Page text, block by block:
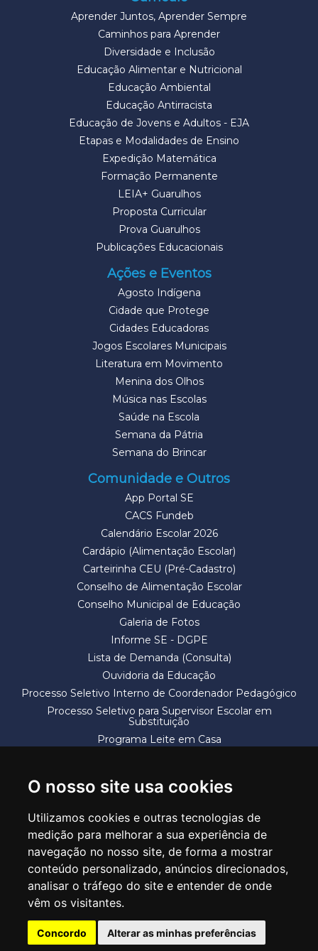
O nosso site usa cookies
Utilizamos cookies e outras tecnologias de
medição para melhorar a sua experiência de
navegação no nosso site, de forma a mostrar
conteúdo personalizado, anúncios direcionados,
analisar o tráfego do site e entender de onde
vêm os visitantes.
Concordo Alterar as minhas preferências
Aprender Juntos, Aprender Sempre
Caminhos para Aprender
Diversidade e Inclusão
Educação Alimentar e Nutricional
Educação Ambiental
Educação Antirracista
Educação de Jovens e Adultos - EJA
Etapas e Modalidades de Ensino
Expedição Matemática
Formação Permanente
LEIA+ Guarulhos
Proposta Curricular
Prova Guarulhos
Publicações Educacionais
Ações e Eventos
Agosto Indígena
Cidade que Protege
Cidades Educadoras
Jogos Escolares Municipais
Literatura em Movimento
Menina dos Olhos
Música nas Escolas
Saúde na Escola
Semana da Pátria
Semana do Brincar
Comunidade e Outros
App Portal SE
CACS Fundeb
Calendário Escolar 2026
Cardápio (Alimentação Escolar)
Carteirinha CEU (Pré-Cadastro)
Conselho de Alimentação Escolar
Conselho Municipal de Educação
Galeria de Fotos
Informe SE - DGPE
Lista de Demanda (Consulta)
Ouvidoria da Educação
Processo Seletivo Interno de Coordenador Pedagógico
Processo Seletivo para Supervisor Escolar em
Substituição
Programa Leite em Casa
SECRETARIA DE EDUCAÇÃO
Rua Claudino Barbosa, 313 - Macedo - Guarulhos/SP CEP 07113-040
Central de Atendimento: *55 11 2475-7300